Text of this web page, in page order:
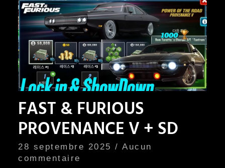
FAST & FURIOUS
PROVENANCE V + SD
28 septembre 2025
Aucun
commentaire